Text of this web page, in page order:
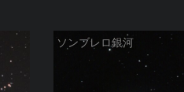
ソンブレロ銀河